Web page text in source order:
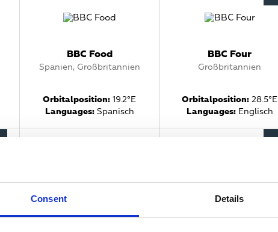
Consent Details
BBC Food
Spanien, Großbritannien
Orbitalposition: 19.2°E
Languages:Spanisch
BBC Four
Großbritannien
Orbitalposition: 28.5°E
Languages:Englisch
BBC News Europe
Großbritannien
BBC News UK